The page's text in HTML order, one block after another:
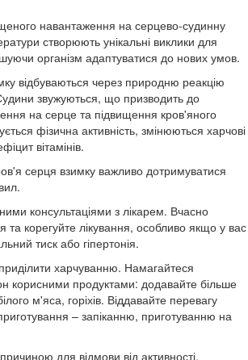
навантаження на серцево-судинну
створюють унікальні виклики для
організм адаптуватися до нових умов.
відбуваються через природню реакцію
звужуються, що призводить до
на серце та підвищення кров'яного
фізична активність, змінюються харчові
вітамінів.
серця взимку важливо дотримуватися
консультаціями з лікарем. Вчасно
та корегуйте лікування, особливо якщо у вас
тиск або гіпертонія.
харчуванню. Намагайтеся
корисними продуктами: додавайте більше
м'яса, горіхів. Віддавайте перевагу
– запіканню, приготуванню на
для відмови від активності.